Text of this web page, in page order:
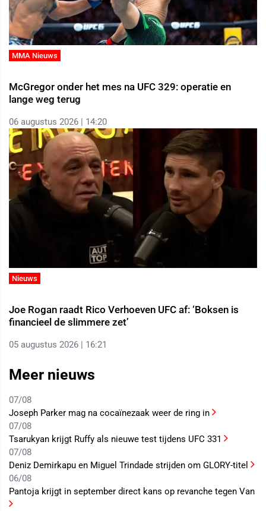
MMA Nieuws
McGregor onder het mes na UFC 329: operatie en
lange weg terug
06 augustus 2026 | 14:20
Nieuws
Joe Rogan raadt Rico Verhoeven UFC af: ‘Boksen is
financieel de slimmere zet’
05 augustus 2026 | 16:21
Meer nieuws
07/08
Joseph Parker mag na cocaïnezaak weer de ring in
07/08
Tsarukyan krijgt Ruffy als nieuwe test tijdens UFC 331
07/08
Deniz Demirkapu en Miguel Trindade strijden om GLORY-titel
06/08
Pantoja krijgt in september direct kans op revanche tegen Van